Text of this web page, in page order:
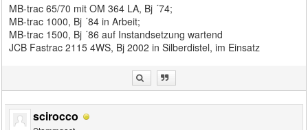
MB-trac 65/70 mit OM 364 LA, Bj ´74;
MB-trac 1000, Bj ´84 in Arbeit;
MB-trac 1500, Bj ´86 auf Instandsetzung wartend
JCB Fastrac 2115 4WS, Bj 2002 in Silberdistel, im Einsatz
scirocco